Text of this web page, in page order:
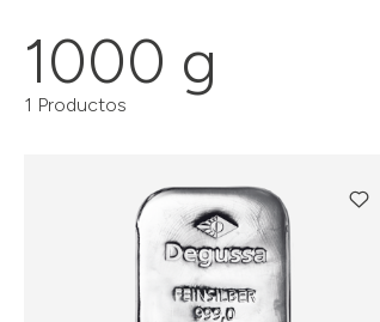
1000 g
1 Productos